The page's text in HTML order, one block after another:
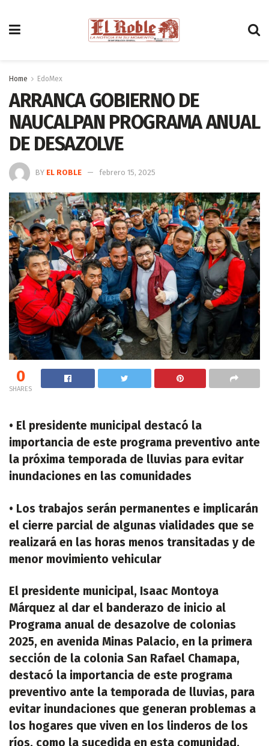
Home EdoMex
ARRANCA GOBIERNO DE
NAUCALPAN PROGRAMA ANUAL
DE DESAZOLVE
BY EL ROBLE febrero 15, 2025
0
SHARES
• El presidente municipal destacó la
importancia de este programa preventivo ante
la próxima temporada de lluvias para evitar
inundaciones en las comunidades
• Los trabajos serán permanentes e implicarán
el cierre parcial de algunas vialidades que se
realizará en las horas menos transitadas y de
menor movimiento vehicular
El presidente municipal, Isaac Montoya
Márquez al dar el banderazo de inicio al
Programa anual de desazolve de colonias
2025, en avenida Minas Palacio, en la primera
sección de la colonia San Rafael Chamapa,
destacó la importancia de este programa
preventivo ante la temporada de lluvias, para
evitar inundaciones que generan problemas a
los hogares que viven en los linderos de los
ríos, como la sucedida en esta comunidad.